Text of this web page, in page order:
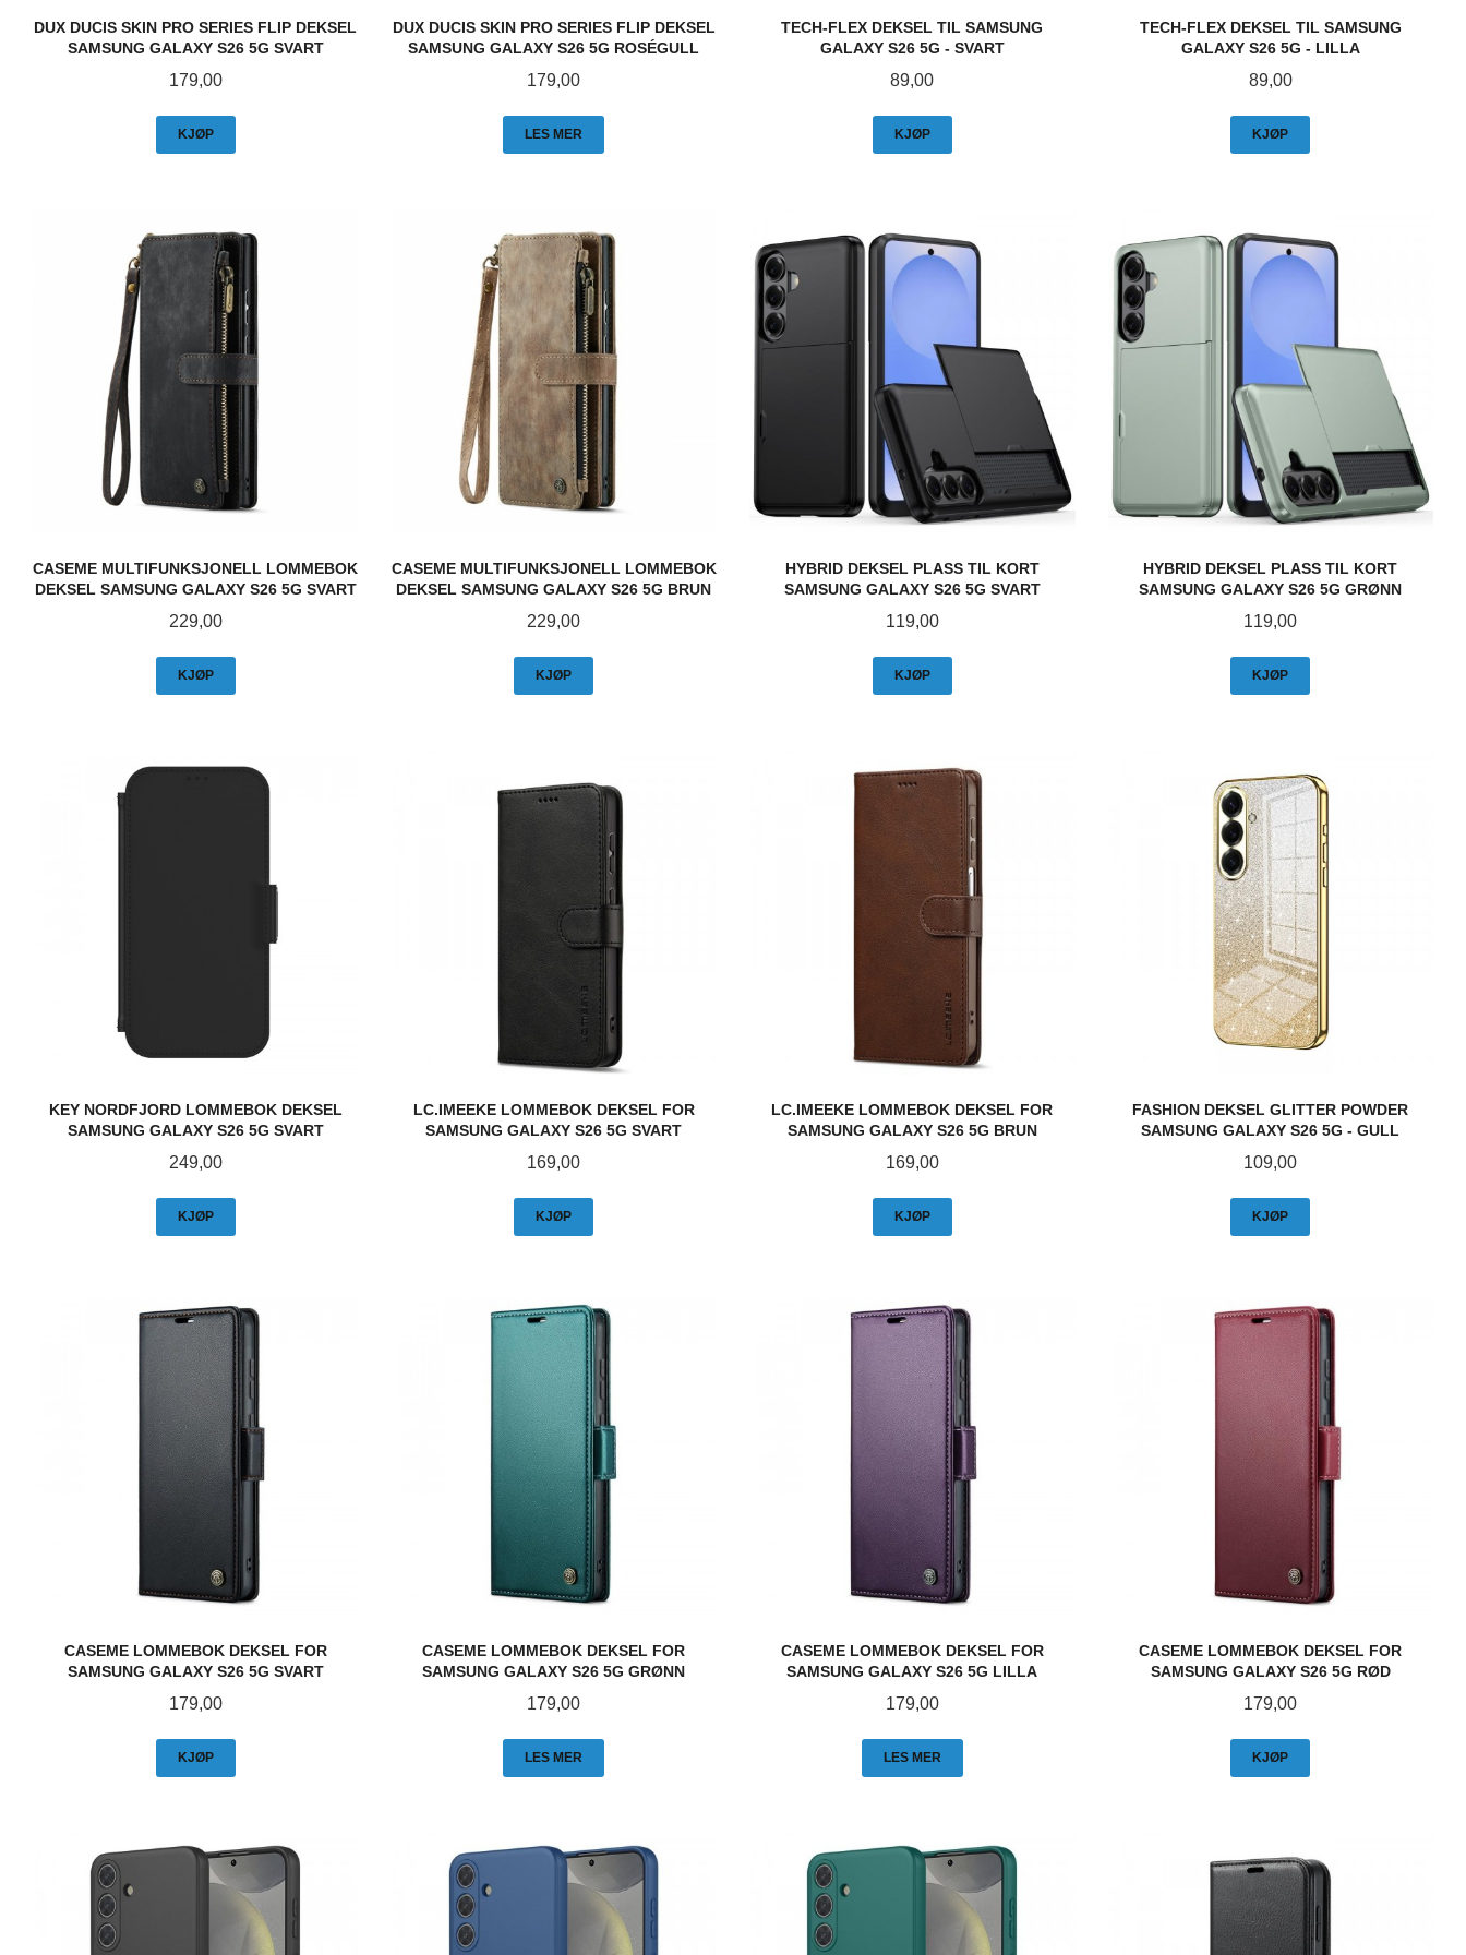
DUX DUCIS SKIN PRO SERIES FLIP DEKSEL
SAMSUNG GALAXY S26 5G SVART
Pris
179,00
KJØP
DUX DUCIS SKIN PRO SERIES FLIP DEKSEL
SAMSUNG GALAXY S26 5G ROSÉGULL
Pris
179,00
LES MER
TECH-FLEX DEKSEL TIL SAMSUNG
GALAXY S26 5G - SVART
Pris
89,00
KJØP
TECH-FLEX DEKSEL TIL SAMSUNG
GALAXY S26 5G - LILLA
Pris
89,00
KJØP
CASEME MULTIFUNKSJONELL LOMMEBOK
DEKSEL SAMSUNG GALAXY S26 5G SVART
Pris
229,00
KJØP
CASEME MULTIFUNKSJONELL LOMMEBOK
DEKSEL SAMSUNG GALAXY S26 5G BRUN
Pris
229,00
KJØP
HYBRID DEKSEL PLASS TIL KORT
SAMSUNG GALAXY S26 5G SVART
Pris
119,00
KJØP
HYBRID DEKSEL PLASS TIL KORT
SAMSUNG GALAXY S26 5G GRØNN
Pris
119,00
KJØP
KEY NORDFJORD LOMMEBOK DEKSEL
SAMSUNG GALAXY S26 5G SVART
Pris
249,00
KJØP
LC.IMEEKE LOMMEBOK DEKSEL FOR
SAMSUNG GALAXY S26 5G SVART
Pris
169,00
KJØP
LC.IMEEKE LOMMEBOK DEKSEL FOR
SAMSUNG GALAXY S26 5G BRUN
Pris
169,00
KJØP
FASHION DEKSEL GLITTER POWDER
SAMSUNG GALAXY S26 5G - GULL
Pris
109,00
KJØP
CASEME LOMMEBOK DEKSEL FOR
SAMSUNG GALAXY S26 5G SVART
Pris
179,00
KJØP
CASEME LOMMEBOK DEKSEL FOR
SAMSUNG GALAXY S26 5G GRØNN
Pris
179,00
LES MER
CASEME LOMMEBOK DEKSEL FOR
SAMSUNG GALAXY S26 5G LILLA
Pris
179,00
LES MER
CASEME LOMMEBOK DEKSEL FOR
SAMSUNG GALAXY S26 5G RØD
Pris
179,00
KJØP